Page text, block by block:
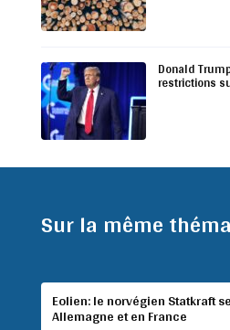
Donald
restrictions
Sur la même
Eolien: le norvégien Statkraft
Allemagne et en France